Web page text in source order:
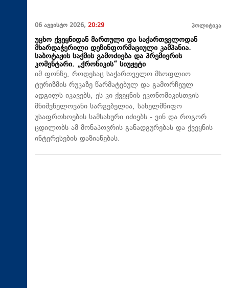
06 აგვისტო 2026, 20:29 პოლიტიკა
უცხო ქვეყნიდან მართული და საქართველოდან
მხარდაჭერილი დეზინფორმაციული კამპანია.
საბოტაჟის საქმის გამოძიება და პრემიერის
კომენტარი. „ქრონიკის“ სიუჟეტი
იმ ფონზე, როდესაც საქართველო მსოფლიო
ტურიზმის რუკაზე წარმატებულ და გამორჩეულ
ადგილს იკავებს, ეს კი ქვეყნის ეკონომიკისთვის
მნიშვნელოვანი სარგებელია, სახელმწიფო
უსაფრთხოების სამსახური იძიებს - ვინ და როგორ
ცდილობს ამ მონაპოვრის განადგურებას და ქვეყნის
ინტერესების დაზიანებას.